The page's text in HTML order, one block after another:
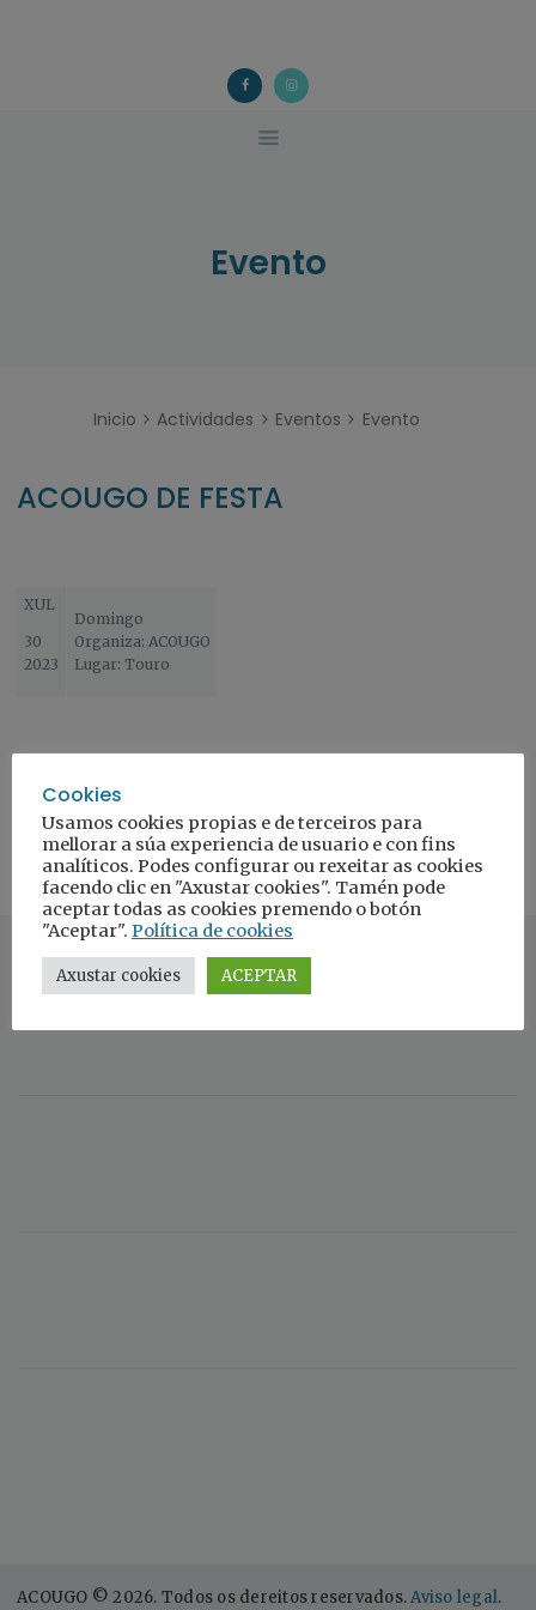
Evento
Inicio Actividades Eventos Evento
ACOUGO
Asociación galega de familias de acollida
QUÉ FACEMOS?
ACTIVIDADES
ACOUGO DE FESTA
XUL
30
2023
Domingo
Organiza: ACOUGO
Lugar: Touro
ACOUGO © 2026. Todos os dereitos reservados.Aviso legal.
Cookies
Usamos cookies propias e de terceiros para
mellorar a súa experiencia de usuario e con fins
analíticos. Podes configurar ou rexeitar as cookies
facendo clic en "Axustar cookies". Tamén pode
aceptar todas as cookies premendo o botón
"Aceptar". Política de cookies
Axustar cookies ACEPTAR